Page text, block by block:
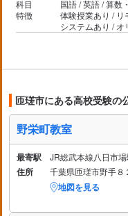
科目
国語 / 英語 / 算数
特徴
体験授業あり / リ
システムあり /
匝瑳市にある高校受験の
野栄町教室
最寄駅 JR総武本線八日市場
住所 千葉県匝瑳市野手
地図を見る